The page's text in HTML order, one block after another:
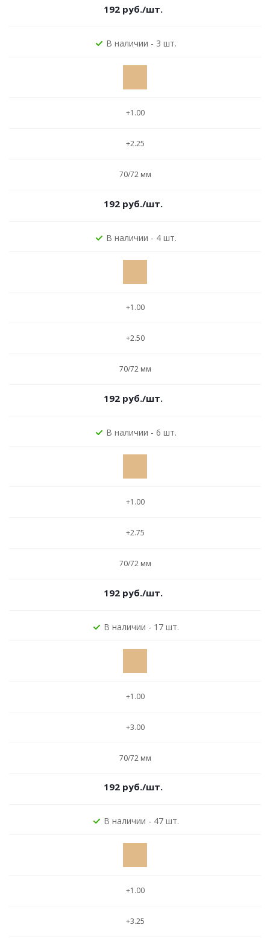
192руб./шт.
В наличии - 3 шт.
+1.00
+2.25
70/72 мм
192руб./шт.
В наличии - 4 шт.
+1.00
+2.50
70/72 мм
192руб./шт.
В наличии - 6 шт.
+1.00
+2.75
70/72 мм
192руб./шт.
В наличии - 17 шт.
+1.00
+3.00
70/72 мм
192руб./шт.
В наличии - 47 шт.
+1.00
+3.25